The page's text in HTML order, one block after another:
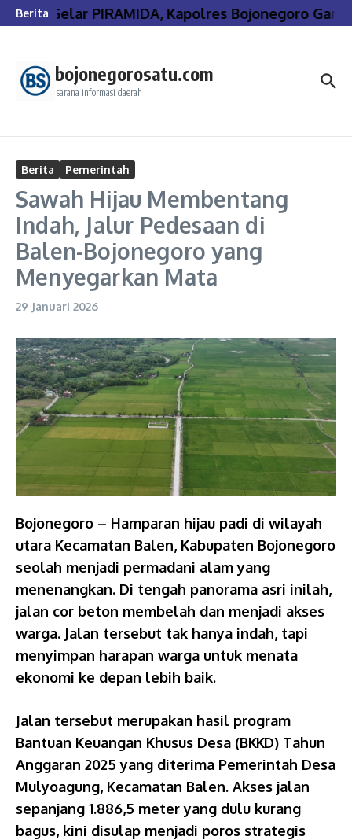
Lewati ke konten
BeritaGelar PIRAMIDA, Kapolres Bojonegoro
bojonegorosatu.com
sarana informasi daerah
Berita Pemerintah
Sawah Hijau Membentang
Indah, Jalur Pedesaan di
Balen-Bojonegoro yang
Menyegarkan Mata
29 Januari 2026
Bojonegoro – Hamparan hijau padi di wilayah
utara Kecamatan Balen, Kabupaten Bojonegoro
seolah menjadi permadani alam yang
menenangkan. Di tengah panorama asri inilah,
jalan cor beton membelah dan menjadi akses
warga. Jalan tersebut tak hanya indah, tapi
menyimpan harapan warga untuk menata
ekonomi ke depan lebih baik.
Jalan tersebut merupakan hasil program
Bantuan Keuangan Khusus Desa (BKKD) Tahun
Anggaran 2025 yang diterima Pemerintah Desa
Mulyoagung, Kecamatan Balen. Akses jalan
sepanjang 1.886,5 meter yang dulu kurang
bagus, kini disulap menjadi poros strategis